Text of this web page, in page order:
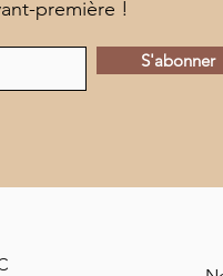
première !
S'abonner